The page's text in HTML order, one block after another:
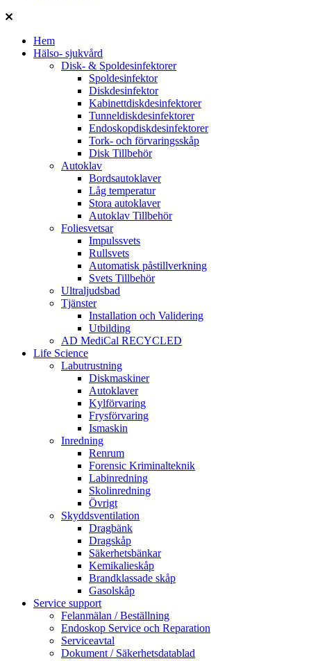
Hem
Hälso- sjukvård
Disk- & Spoldesinfektorer
Spoldesinfektor
Diskdesinfektor
Kabinettdiskdesinfektorer
Tunneldiskdesinfektorer
Endoskopdiskdesinfektorer
Tork- och förvaringsskåp
Disk Tillbehör
Autoklav
Bordsautoklaver
Låg temperatur
Stora autoklaver
Autoklav Tillbehör
Foliesvetsar
Impulssvets
Rullsvets
Automatisk påstillverkning
Svets Tillbehör
Ultraljudsbad
Tjänster
Installation och Validering
Utbilding
AD MediCal RECYCLED
Life Science
Labutrustning
Diskmaskiner
Autoklaver
Kylförvaring
Frysförvaring
Ismaskin
Inredning
Renrum
Forensic Kriminalteknik
Labinredning
Skolinredning
Övrigt
Skyddsventilation
Dragbänk
Dragskåp
Säkerhetsbänkar
Kemikalieskåp
Brandklassade skåp
Gasolskåp
Service support
Felanmälan / Beställning
Endoskop Service och Reparation
Serviceavtal
Dokument / Säkerhetsdatablad